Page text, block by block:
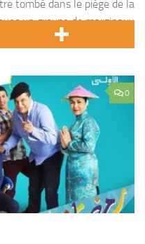
tombé dans le piège de la
un groupe de marginaux
0